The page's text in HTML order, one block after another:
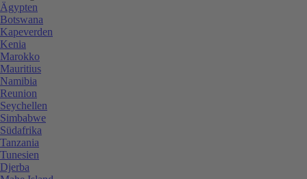
Ägypten
Botswana
Kapeverden
Kenia
Marokko
Mauritius
Namibia
Reunion
Seychellen
Simbabwe
Südafrika
Tanzania
Tunesien
Djerba